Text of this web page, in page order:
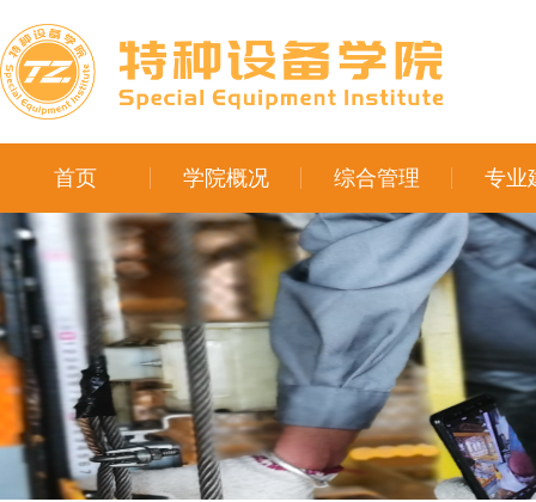
首页 学院概况 综合管理 专业